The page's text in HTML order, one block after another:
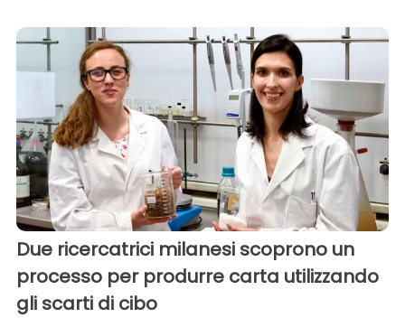
Due ricercatrici milanesi scoprono un
processo per produrre carta utilizzando
gli scarti di cibo